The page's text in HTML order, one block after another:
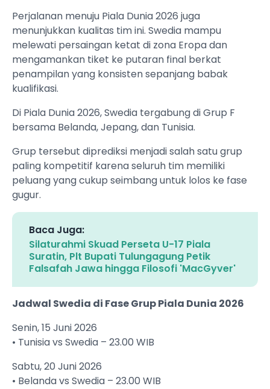
Perjalanan menuju Piala Dunia 2026 juga
menunjukkan kualitas tim ini. Swedia mampu
melewati persaingan ketat di zona Eropa dan
mengamankan tiket ke putaran final berkat
penampilan yang konsisten sepanjang babak
kualifikasi.
Di Piala Dunia 2026, Swedia tergabung di Grup F
bersama Belanda, Jepang, dan Tunisia.
Grup tersebut diprediksi menjadi salah satu grup
paling kompetitif karena seluruh tim memiliki
peluang yang cukup seimbang untuk lolos ke fase
gugur.
Baca Juga:
Silaturahmi Skuad Perseta U-17 Piala
Suratin, Plt Bupati Tulungagung Petik
Falsafah Jawa hingga Filosofi 'MacGyver'
Jadwal Swedia di Fase Grup Piala Dunia 2026
Senin, 15 Juni 2026
• Tunisia vs Swedia – 23.00 WIB
Sabtu, 20 Juni 2026
• Belanda vs Swedia – 23.00 WIB